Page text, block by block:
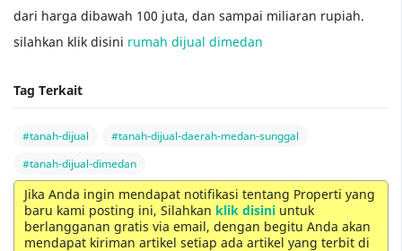
dari harga dibawah 100 juta, dan sampai miliaran rupiah.
silahkan klik disini rumah dijual dimedan
Tag Terkait
#tanah-dijual
#tanah-dijual-daerah-medan-sunggal
#tanah-dijual-dimedan
Jika Anda ingin mendapat notifikasi tentang Properti yang
baru kami posting ini, Silahkan klik disini untuk
berlangganan gratis via email, dengan begitu Anda akan
mendapat kiriman artikel setiap ada artikel yang terbit di